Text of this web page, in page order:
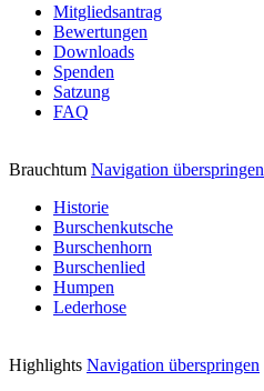
Mitgliedsantrag
Bewertungen
Downloads
Spenden
Satzung
FAQ
Brauchtum Navigation überspringen
Historie
Burschenkutsche
Burschenhorn
Burschenlied
Humpen
Lederhose
Highlights Navigation überspringen